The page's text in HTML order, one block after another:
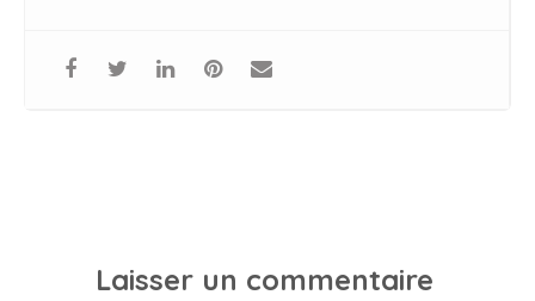
Laisser un commentaire